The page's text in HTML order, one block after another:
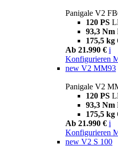
Panigale V2
120 PS
93,3 Nm
175,5 kg
Ab 21.990 € i
Konfigurieren
new V2 MM93
Panigale V2
120 PS
93,3 Nm
175,5 kg
Ab 21.990 € i
Konfigurieren
new V2 S 100